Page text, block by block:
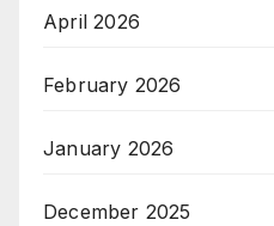
April 2026
February 2026
January 2026
December 2025